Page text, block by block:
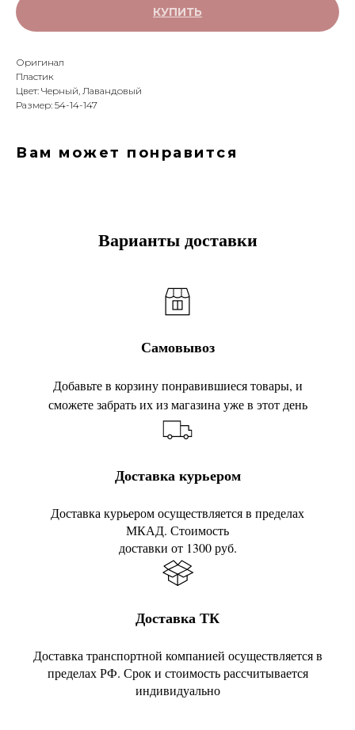
КУПИТЬ
Оригинал
Пластик
Цвет: Черный, Лавандовый
Размер: 54-14-147
Вам может понравится
Варианты доставки
Самовывоз
Добавьте в корзину понравившиеся товары, и
сможете забрать их из магазина уже в этот день
Доставка курьером
Доставка курьером осуществляется в пределах
МКАД. Стоимость
доставки от 1300 руб.
Доставка ТК
Доставка транспортной компанией осуществляется в
пределах РФ. Срок и стоимость рассчитывается
индивидуально